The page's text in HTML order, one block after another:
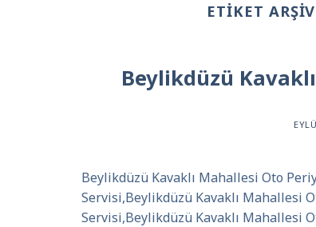
ETIKET
Beylikdüzü
Beylikdüzü Kavaklı Mahallesi Oto
Servisi,Beylikdüzü Kavaklı Mahallesi
Servisi,Beylikdüzü Kavaklı Mahallesi